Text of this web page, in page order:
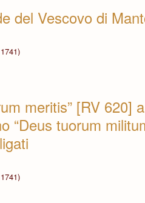
del Vescovo di
meritis” [RV 620]
“Deus tuorum